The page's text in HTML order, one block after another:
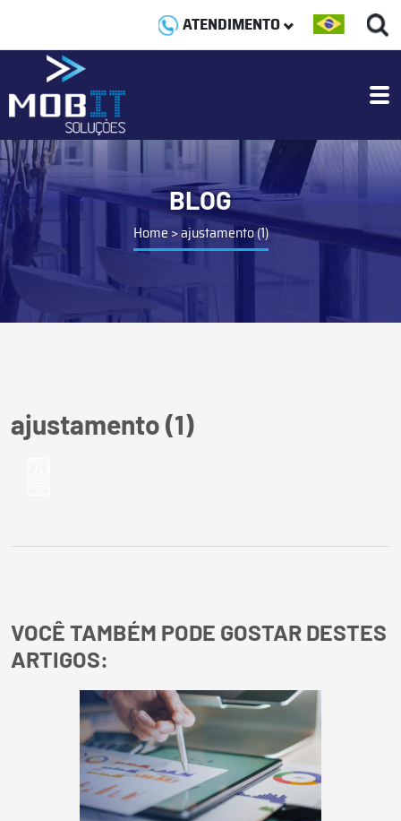
ATENDIMENTO
BLOG
Home >ajustamento (1)
ajustamento (1)
VOCÊ TAMBÉM PODE GOSTAR DESTES
ARTIGOS: